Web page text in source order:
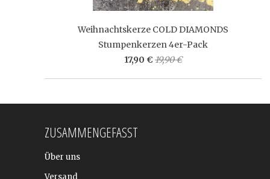
Weihnachtskerze COLD DIAMONDS
Stumpenkerzen 4er-Pack
17,90 € 19,90 €
ZUSAMMENGEFASST
Über uns
Versand